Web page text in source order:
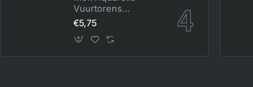
Vuurtorens
Waddeneilanden
€5,75